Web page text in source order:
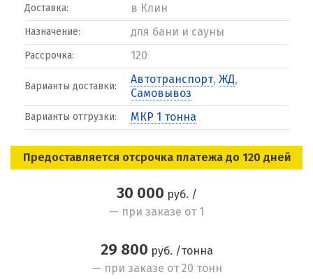
Доставка: в Клин
Назначение: для бани и сауны
Рассрочка: 120
Варианты доставки:
Автотранспорт, ЖД,
Самовывоз
Варианты отгрузки: МКР 1 тонна
Предоставляется отсрочка платежа до 120 дней
30 000 руб. /
— при заказе от 1
29 800 руб. /тонна
— при заказе от 20 тонн